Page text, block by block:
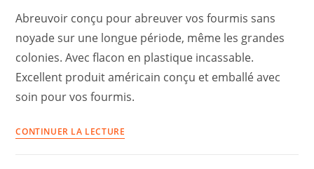
Abreuvoir conçu pour abreuver vos fourmis sans
noyade sur une longue période, même les grandes
colonies. Avec flacon en plastique incassable.
Excellent produit américain conçu et emballé avec
soin pour vos fourmis.
CONTINUER LA LECTURE